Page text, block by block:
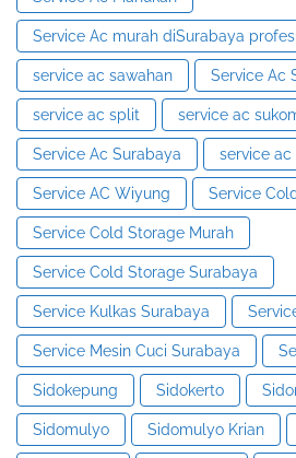
Service Ac murah diSurabaya
service ac sawahan Service Ac
service ac split service ac
Service Ac Surabaya service
Service AC Wiyung Service
Service Cold Storage Murah
Service Cold Storage Surabaya
Service Kulkas Surabaya
Service Mesin Cuci Surabaya
Sidokepung Sidokerto
Sidomulyo Sidomulyo Krian